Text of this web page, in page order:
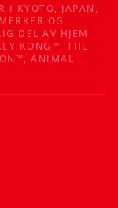
I KYOTO, JAPAN,
OG
DEL AV HJEM
KONG™, THE
ANIMAL